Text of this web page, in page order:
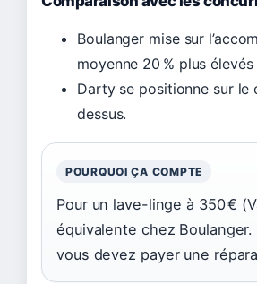
Boulanger mise sur
moyenne 20 % plus
Darty se positionne sur
dessus.
POURQUOI ÇA COMPTE
Pour un lave-linge à 350 €
équivalente chez
vous devez payer une